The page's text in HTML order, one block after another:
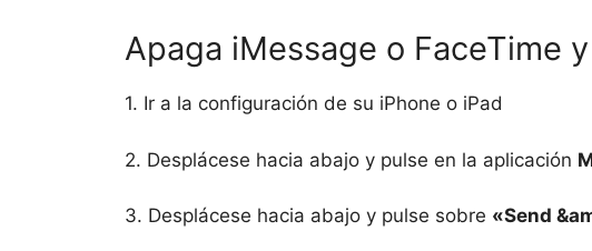
Apaga iMessage o FaceTime
1. Ir a la configuración de su iPhone o iPad
2. Desplácese hacia abajo y pulse en la aplicación
3. Desplácese hacia abajo y pulse sobre «Send